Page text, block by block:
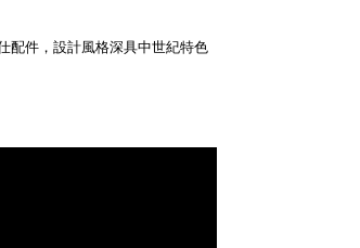
配件，設計風格深具中世紀特色